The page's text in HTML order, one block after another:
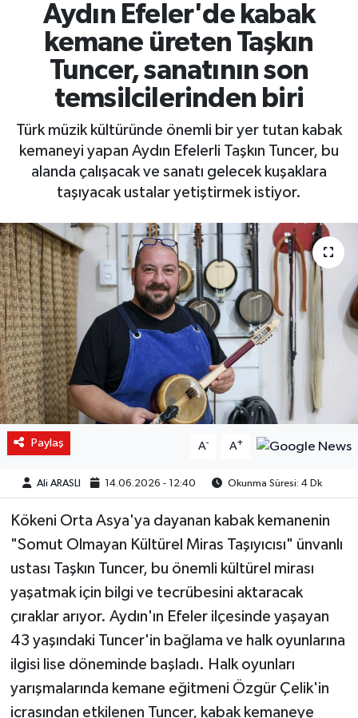
Aydın Efeler'de kabak
kemane üreten Taşkın
Tuncer, sanatının son
temsilcilerinden biri
Türk müzik kültüründe önemli bir yer tutan kabak
kemaneyi yapan Aydın Efelerli Taşkın Tuncer, bu
alanda çalışacak ve sanatı gelecek kuşaklara
taşıyacak ustalar yetiştirmek istiyor.
Paylaş A- A+
Ali ARASLI 14.06.2026 - 12:40 Okunma Süresi: 4 Dk
Kökeni Orta Asya'ya dayanan kabak kemanenin
"Somut Olmayan Kültürel Miras Taşıyıcısı" ünvanlı
ustası Taşkın Tuncer, bu önemli kültürel mirası
yaşatmak için bilgi ve tecrübesini aktaracak
çıraklar arıyor. Aydın'ın Efeler ilçesinde yaşayan
43 yaşındaki Tuncer'in bağlama ve halk oyunlarına
ilgisi lise döneminde başladı. Halk oyunları
yarışmalarında kemane eğitmeni Özgür Çelik'in
icrasından etkilenen Tuncer, kabak kemaneye